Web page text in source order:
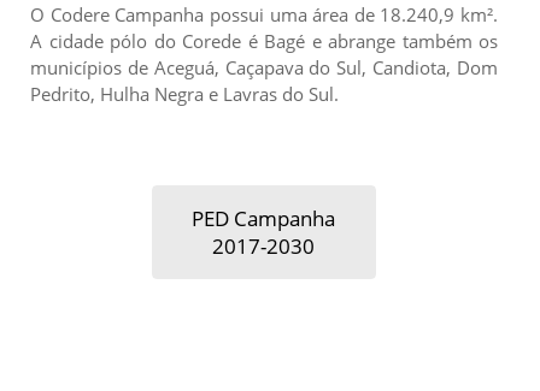
O Codere Campanha possui uma área de 18.240,9 km².
A cidade pólo do Corede é Bagé e abrange também os
municípios de Aceguá, Caçapava do Sul, Candiota, Dom
Pedrito, Hulha Negra e Lavras do Sul.
PED Campanha
2017-2030